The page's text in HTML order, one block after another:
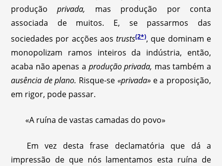
produçãoprivada, mas produção por conta
associada de muitos. E, se passarmos das
sociedades por acções aostrusts(2*), que dominam e
monopolizam ramos inteiros da indústria, então,
acaba não apenas a produção privada, mas também a
ausência de plano. Risque-se «privada» e a proposição,
em rigor, pode passar.
«A ruína de vastas camadas do povo»
Em vez desta frase declamatória que dá a
impressão de que nós lamentamos esta ruína de